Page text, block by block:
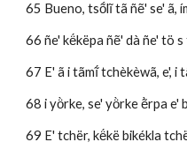
65 Bueno, tsṍlĩ tã ñẽ' se' ã,
66 ñe' kë́këpa ñẽ' dà ñe' tö
67 E' ã i tãmĩ́ tchèkèwã, e', i
68 i yö̀rke, se' yö̀rke ẽ̀rpa e'
69 E' tchër, kë́kë bikékla